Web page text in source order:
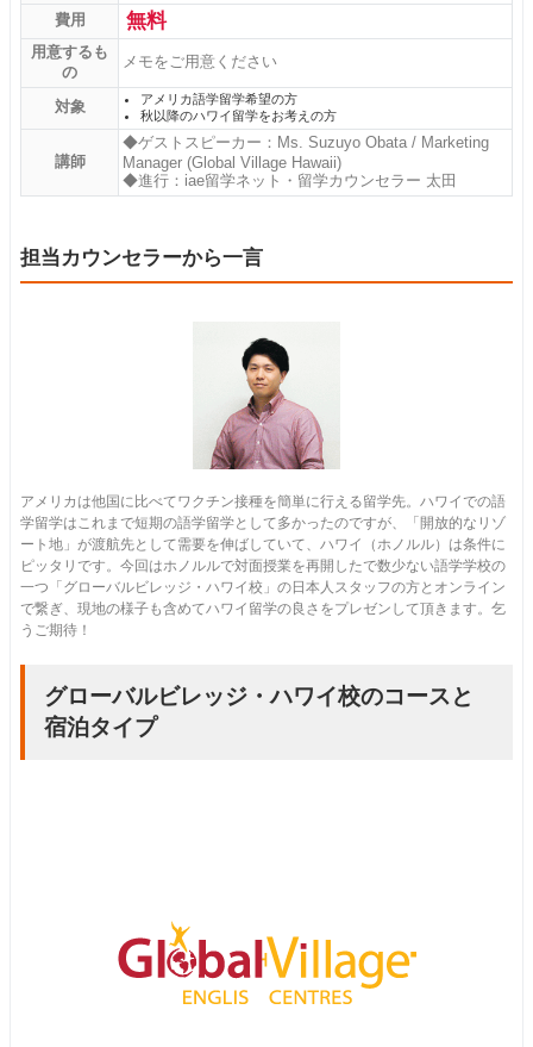
費用 無料
用意するも
の
メモをご用意ください
対象
アメリカ語学留学希望の方
秋以降のハワイ留学をお考えの方
講師
◆ゲストスピーカー：Ms. Suzuyo Obata / Marketing
Manager (Global Village Hawaii)
◆進行：iae留学ネット・留学カウンセラー 太田
担当カウンセラーから一言
アメリカは他国に比べてワクチン接種を簡単に行える留学先。ハワイでの語
学留学はこれまで短期の語学留学として多かったのですが、「開放的なリゾ
ート地」が渡航先として需要を伸ばしていて、ハワイ（ホノルル）は条件に
ピッタリです。今回はホノルルで対面授業を再開したで数少ない語学学校の
一つ「グローバルビレッジ・ハワイ校」の日本人スタッフの方とオンライン
で繋ぎ、現地の様子も含めてハワイ留学の良さをプレゼンして頂きます。乞
うご期待！
グローバルビレッジ・ハワイ校のコースと
宿泊タイプ